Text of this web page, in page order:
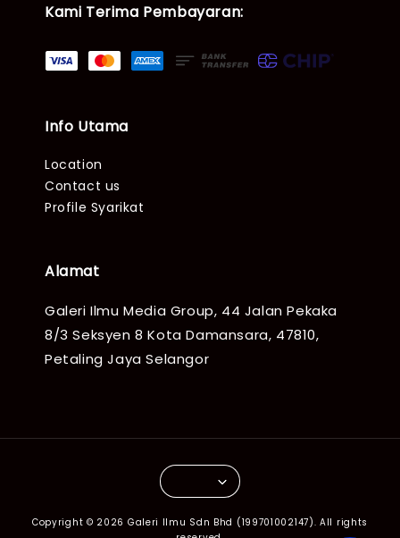
Kami Terima Pembayaran:
Info Utama
Location
Contact us
Profile Syarikat
Alamat
Galeri Ilmu Media Group, 44 Jalan Pekaka
8/3 Seksyen 8 Kota Damansara, 47810,
Petaling Jaya Selangor
Copyright © 2026 Galeri Ilmu Sdn Bhd (199701002147). All rights